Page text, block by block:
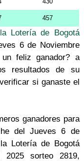
457
Lotería de Bogotá
6 de Noviembre
feliz ganador? a
resultados de su
si ganaste el
ganadores para
del Jueves 6 de
Lotería de Bogotá
sorteo 2819,